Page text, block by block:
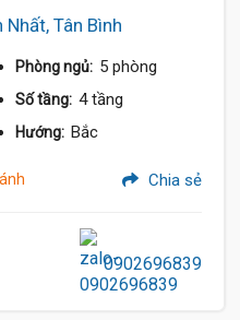
Nhất, Tân Bình
Phòng ngủ: 5 phòng
Số tầng: 4 tầng
Hướng: Bắc
Chia sẻ
0902696839